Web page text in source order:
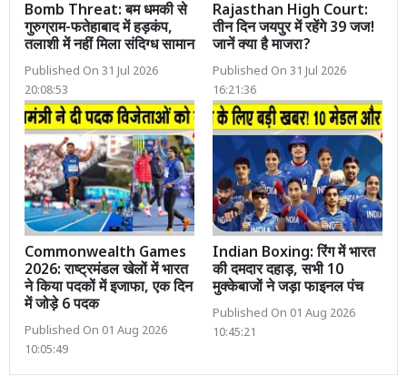
Bomb Threat: बम धमकी से
गुरुग्राम-फतेहाबाद में हड़कंप,
तलाशी में नहीं मिला संदिग्ध सामान
Published On 31 Jul 2026
20:08:53
Rajasthan High Court:
तीन दिन जयपुर में रहेंगे 39 जज!
जानें क्या है माजरा?
Published On 31 Jul 2026
16:21:36
Commonwealth Games
2026: राष्ट्रमंडल खेलों में भारत
ने किया पदकों में इजाफा, एक दिन
में जोड़े 6 पदक
Published On 01 Aug 2026
10:05:49
Indian Boxing: रिंग में भारत
की दमदार दहाड़, सभी 10
मुक्केबाजों ने जड़ा फाइनल पंच
Published On 01 Aug 2026
10:45:21